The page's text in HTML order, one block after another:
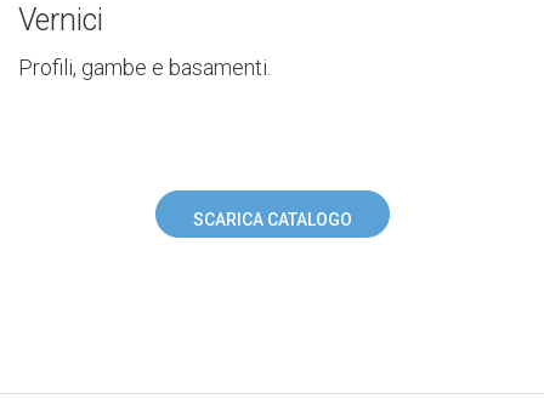
Vernici
Profili, gambe e basamenti.
SCARICA CATALOGO